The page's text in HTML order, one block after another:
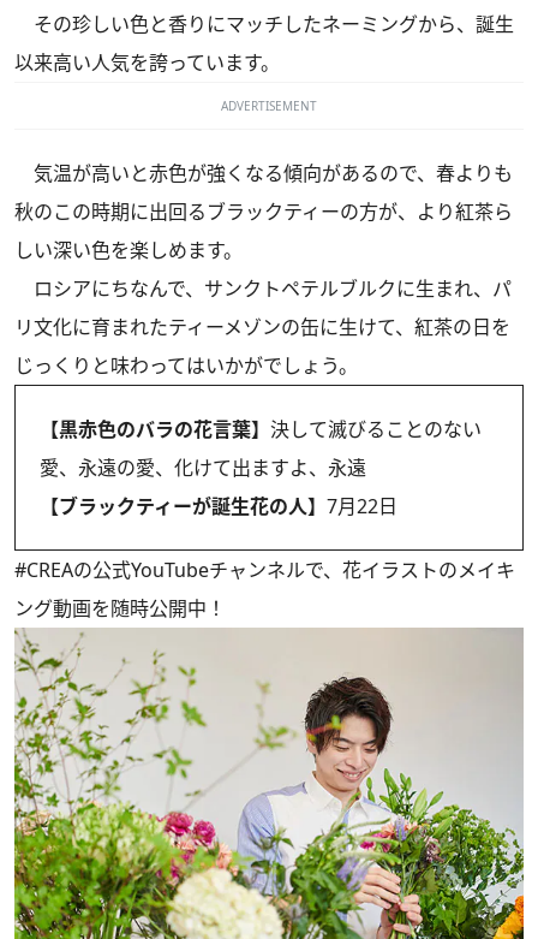
その珍しい色と香りにマッチしたネーミングから、誕生
以来高い人気を誇っています。
ADVERTISEMENT
気温が高いと赤色が強くなる傾向があるので、春よりも
秋のこの時期に出回るブラックティーの方が、より紅茶ら
しい深い色を楽しめます。
ロシアにちなんで、サンクトペテルブルクに生まれ、パ
リ文化に育まれたティーメゾンの缶に生けて、紅茶の日を
じっくりと味わってはいかがでしょう。
【黒赤色のバラの花言葉】 決して滅びることのない
愛、永遠の愛、化けて出ますよ、永遠
【ブラックティーが誕生花の人】 7月22日
#CREAの公式YouTubeチャンネルで、花イラストのメイキ
ング動画を随時公開中！